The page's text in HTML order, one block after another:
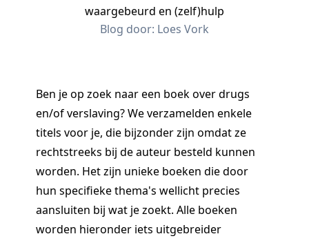
waargebeurd en (zelf)hulp
Blog door: Loes Vork
Ben je op zoek naar een boek over drugs
en/of verslaving? We verzamelden enkele
titels voor je, die bijzonder zijn omdat ze
rechtstreeks bij de auteur besteld kunnen
worden. Het zijn unieke boeken die door
hun specifieke thema's wellicht precies
aansluiten bij wat je zoekt. Alle boeken
worden hieronder iets uitgebreider